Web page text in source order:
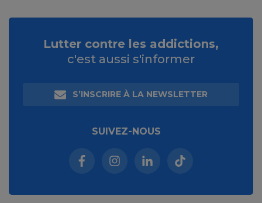
Lutter contre les addictions,
c'est aussi s'informer
S’INSCRIRE À LA NEWSLETTER
SUIVEZ-NOUS
Facebook (nouvelle fenêtre)
Instagram (nouvelle fenêtre)
Linkedin (nouvelle
Tiktok (nouvelle